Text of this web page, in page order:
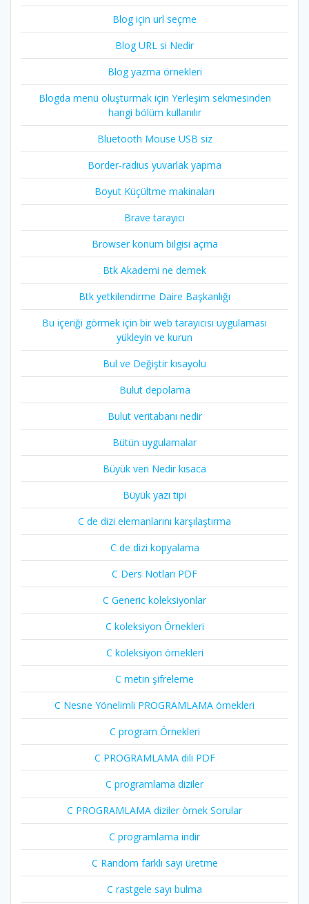
Blog için url seçme
Blog URL si Nedir
Blog yazma örnekleri
Blogda menü oluşturmak için Yerleşim sekmesinden
hangi bölüm kullanılır
Bluetooth Mouse USB siz
Border-radius yuvarlak yapma
Boyut Küçültme makinaları
Brave tarayıcı
Browser konum bilgisi açma
Btk Akademi ne demek
Btk yetkilendirme Daire Başkanlığı
Bu içeriği görmek için bir web tarayıcısı uygulaması
yükleyin ve kurun
Bul ve Değiştir kısayolu
Bulut depolama
Bulut veritabanı nedir
Bütün uygulamalar
Büyük veri Nedir kısaca
Büyük yazı tipi
C de dizi elemanlarını karşılaştırma
C de dizi kopyalama
C Ders Notları PDF
C Generic koleksiyonlar
C koleksiyon Örnekleri
C koleksiyon örnekleri
C metin şifreleme
C Nesne Yönelimli PROGRAMLAMA örnekleri
C program Örnekleri
C PROGRAMLAMA dili PDF
C programlama diziler
C PROGRAMLAMA diziler örnek Sorular
C programlama indir
C Random farklı sayı üretme
C rastgele sayı bulma